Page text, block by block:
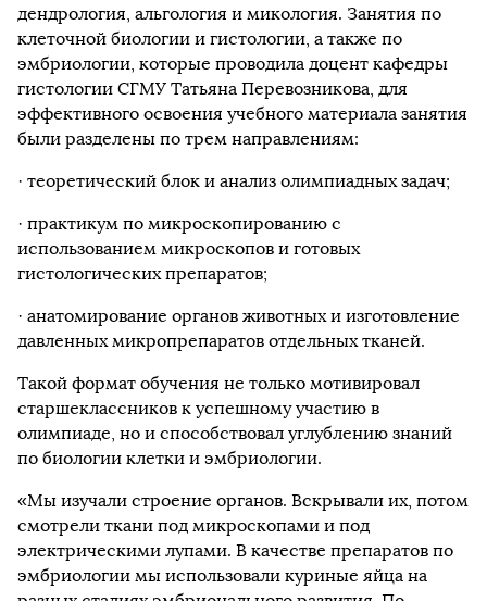
дендрология, альгология и микология. Занятия по
клеточной биологии и гистологии, а также по
эмбриологии, которые проводила доцент кафедры
гистологии СГМУ Татьяна Перевозникова, для
эффективного освоения учебного материала занятия
были разделены по трем направлениям:
· теоретический блок и анализ олимпиадных задач;
· практикум по микроскопированию с
использованием микроскопов и готовых
гистологических препаратов;
· анатомирование органов животных и изготовление
давленных микропрепаратов отдельных тканей.
Такой формат обучения не только мотивировал
старшеклассников к успешному участию в
олимпиаде, но и способствовал углублению знаний
по биологии клетки и эмбриологии.
«Мы изучали строение органов. Вскрывали их, потом
смотрели ткани под микроскопами и под
электрическими лупами. В качестве препаратов по
эмбриологии мы использовали куриные яйца на